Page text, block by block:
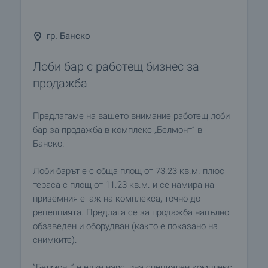
гр. Банско
Лоби бар с работещ бизнес за
продажба
Предлагаме на вашето внимание работещ лоби
бар за продажба в комплекс „Белмонт” в
Банско.
Лоби барът е с обща площ от 73.23 кв.м. плюс
тераса с площ от 11.23 кв.м. и се намира на
приземния етаж на комплекса, точно до
рецепцията. Предлага се за продажба напълно
обзаведен и оборудван (както е показано на
снимките).